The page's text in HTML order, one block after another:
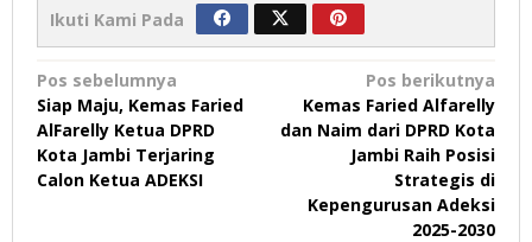
Ikuti Kami Pada
Navigasi
pos
Pos sebelumnya
Siap Maju, Kemas Faried
AlFarelly Ketua DPRD
Kota Jambi Terjaring
Calon Ketua ADEKSI
Pos berikutnya
Kemas Faried Alfarelly
dan Naim dari DPRD Kota
Jambi Raih Posisi
Strategis di
Kepengurusan Adeksi
2025-2030